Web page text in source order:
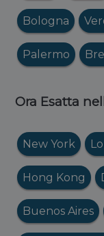
Bologna
Palermo
Ora Esatta
New York
Hong Kong
Buenos Aires